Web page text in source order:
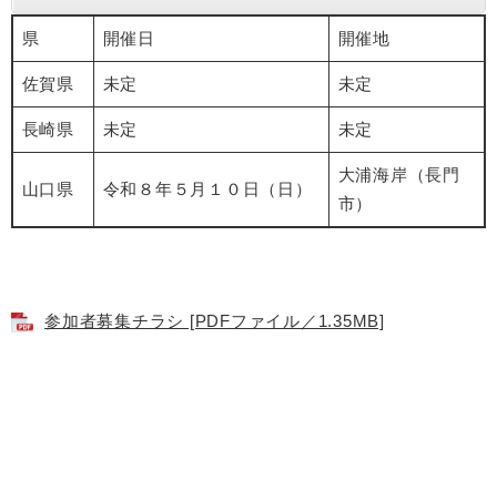
県 開催日 開催地
佐賀県 未定 未定
長崎県 未定 未定
山口県 令和８年５月１０日（日）
大浦海岸（長門
市）
参加者募集チラシ [PDFファイル／1.35MB]